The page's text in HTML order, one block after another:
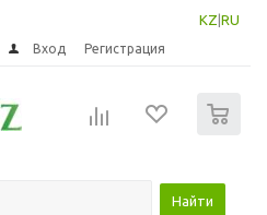
KZ RU
Вход Регистрация
Найти